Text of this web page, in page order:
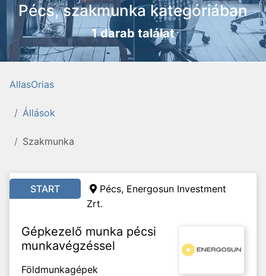
Pécs, szakmunka kategóriában
1 darab találat
AllasOrias
Állások
Szakmunka
START
Pécs, Energosun Investment
Zrt.
Gépkezelő munka pécsi
munkavégzéssel
Földmunkagépek